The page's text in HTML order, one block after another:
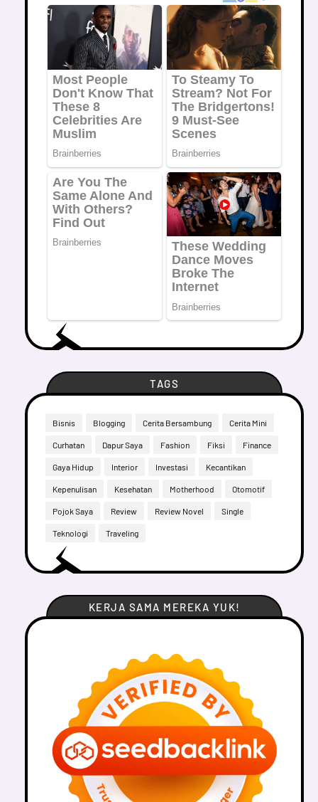
TAGS
Bisnis Blogging Cerita Bersambung Cerita Mini
Curhatan Dapur Saya Fashion Fiksi Finance
Gaya Hidup Interior Investasi Kecantikan
Kepenulisan Kesehatan Motherhood Otomotif
Pojok Saya Review Review Novel Single
Teknologi Traveling
KERJA SAMA MEREKA YUK!